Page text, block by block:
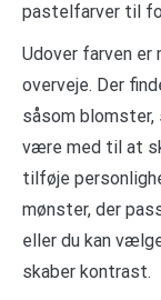
pastelfarver til
Udover farven
overveje. Der
såsom blomster,
være med til at
tilføje
mønster, der
eller du kan
skaber kontrast.